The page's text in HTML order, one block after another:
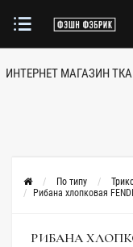
ИНТЕРНЕТ МАГАЗИН
По типу
Рибана хлопковая
РИБАНА